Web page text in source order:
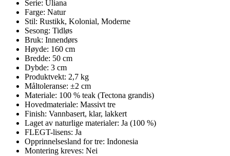
Serie: Uliana
Farge: Natur
Stil: Rustikk, Kolonial, Moderne
Sesong: Tidløs
Bruk: Innendørs
Høyde: 160 cm
Bredde: 50 cm
Dybde: 3 cm
Produktvekt: 2,7 kg
Måltoleranse: ±2 cm
Materiale: 100 % teak (Tectona grandis)
Hovedmateriale: Massivt tre
Finish: Vannbasert, klar, lakkert
Laget av naturlige materialer: Ja (100 %)
FLEGT-lisens: Ja
Opprinnelsesland for tre: Indonesia
Montering kreves: Nei